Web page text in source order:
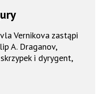
Vernikova zastąpi
A. Draganov,
i dyrygent,